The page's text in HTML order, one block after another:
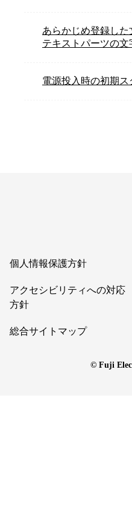
あらかじめ登録した
テキストパーツの文
電源投入時の初期
個人情報保護方針
アクセシビリティへの対応
方針
総合サイトマップ
© Fuji